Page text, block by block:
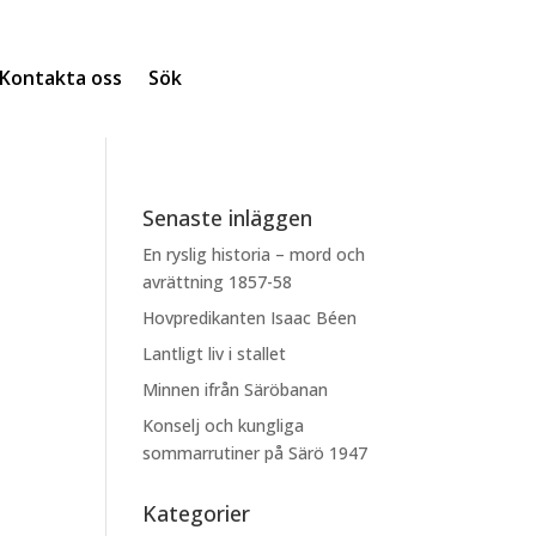
oss Sök
Senaste inläggen
En ryslig historia – mord och
avrättning 1857-58
Hovpredikanten Isaac Béen
Lantligt liv i stallet
Minnen ifrån Säröbanan
Konselj och kungliga
sommarrutiner på Särö 1947
Kategorier